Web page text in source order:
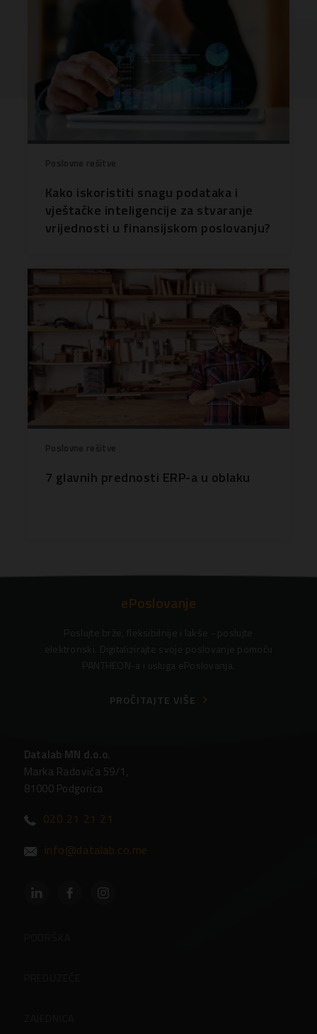
Poslovne rešitve
Kako iskoristiti snagu podataka i
vještačke inteligencije za stvaranje
vrijednosti u finansijskom poslovanju?
Poslovne rešitve
7 glavnih prednosti ERP-a u oblaku
ePoslovanje
Poslujte brže, fleksibilnije i lakše - poslujte
elektronski. Digitalizirajte svoje poslovanje pomoću
PANTHEON-a i usluga ePoslovanja.
PROČITAJTE VIŠE
Datalab MN d.o.o.
Marka Radovića 59/1,
81000 Podgorica
020 21 21 21
info@datalab.co.me